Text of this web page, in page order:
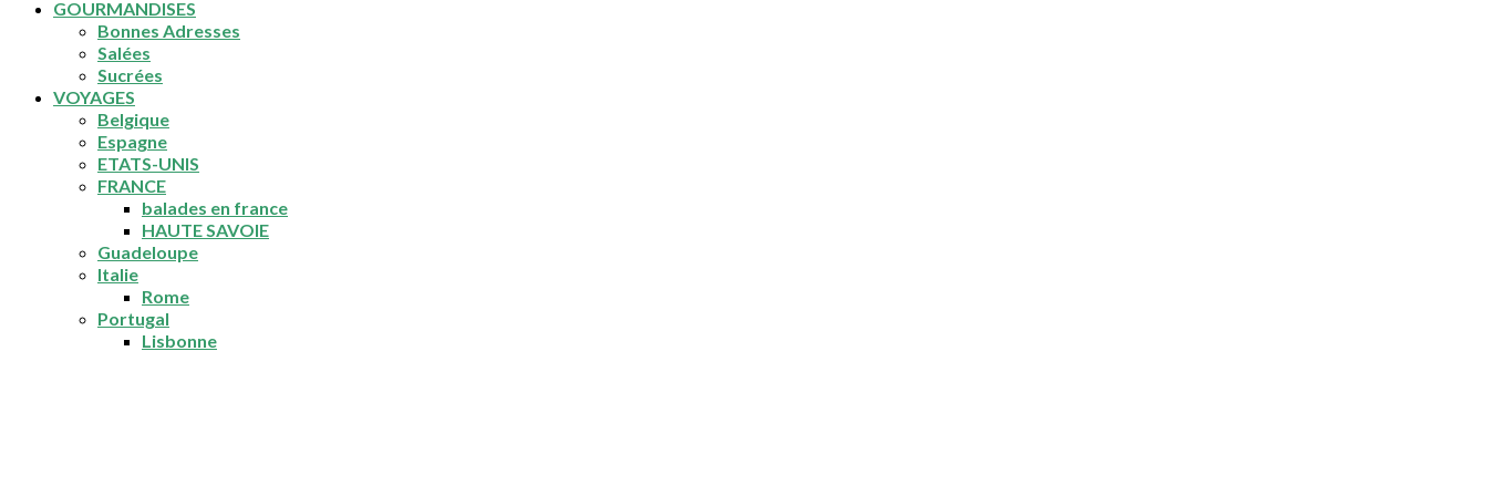
GOURMANDISES
Bonnes Adresses
Salées
Sucrées
VOYAGES
Belgique
Espagne
ETATS-UNIS
FRANCE
balades en france
HAUTE SAVOIE
Guadeloupe
Italie
Rome
Portugal
Lisbonne